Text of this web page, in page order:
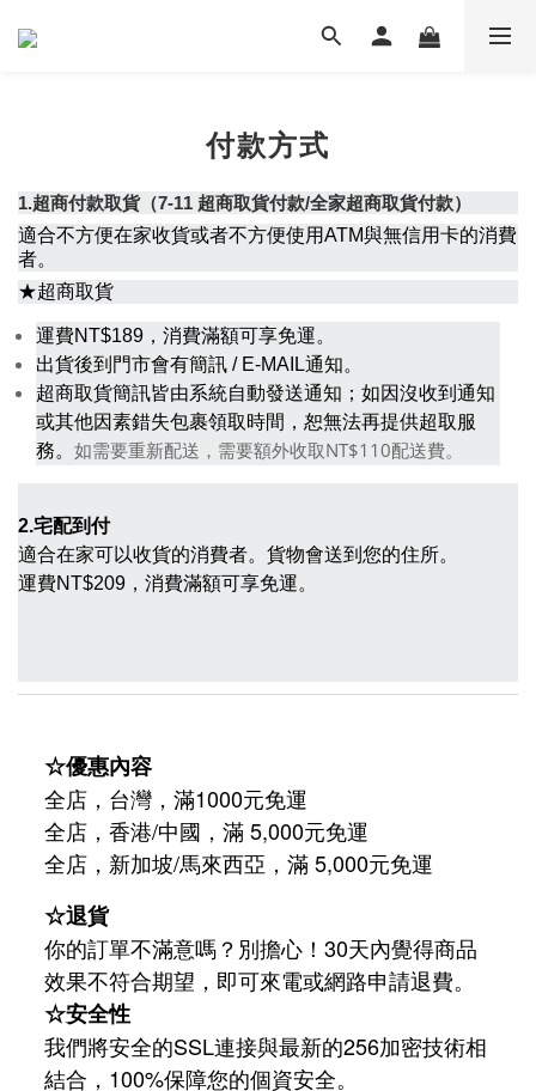
付款方式
1.超商付款取貨（7-11 超商取貨付款/全家超商取貨付款）
適合不方便在家收貨或者不方便使用ATM與無信用卡的消費
者。
★超商取貨
運費NT$189，消費滿額可享免運。
出貨後到門市會有簡訊 / E-MAIL通知。
超商取貨簡訊皆由系統自動發送通知；如因沒收到通知
或其他因素錯失包裹領取時間，恕無法再提供超取服
務。 如需要重新配送，需要額外收取NT$110配送費。
2.宅配到付
適合在家可以收貨的消費者。貨物會送到您的住所。
運費NT$209，消費滿額可享免運。
☆優惠內容
全店，台灣，滿1000元免運
全店，香港/中國，滿 5,000元免運
全店，新加坡/馬來西亞，滿 5,000元免運
☆退貨
你的訂單不滿意嗎？別擔心！30天內覺得商品
效果不符合期望，即可來電或網路申請退費。
☆安全性
我們將安全的SSL連接與最新的256加密技術相
結合，100%保障您的個資安全。